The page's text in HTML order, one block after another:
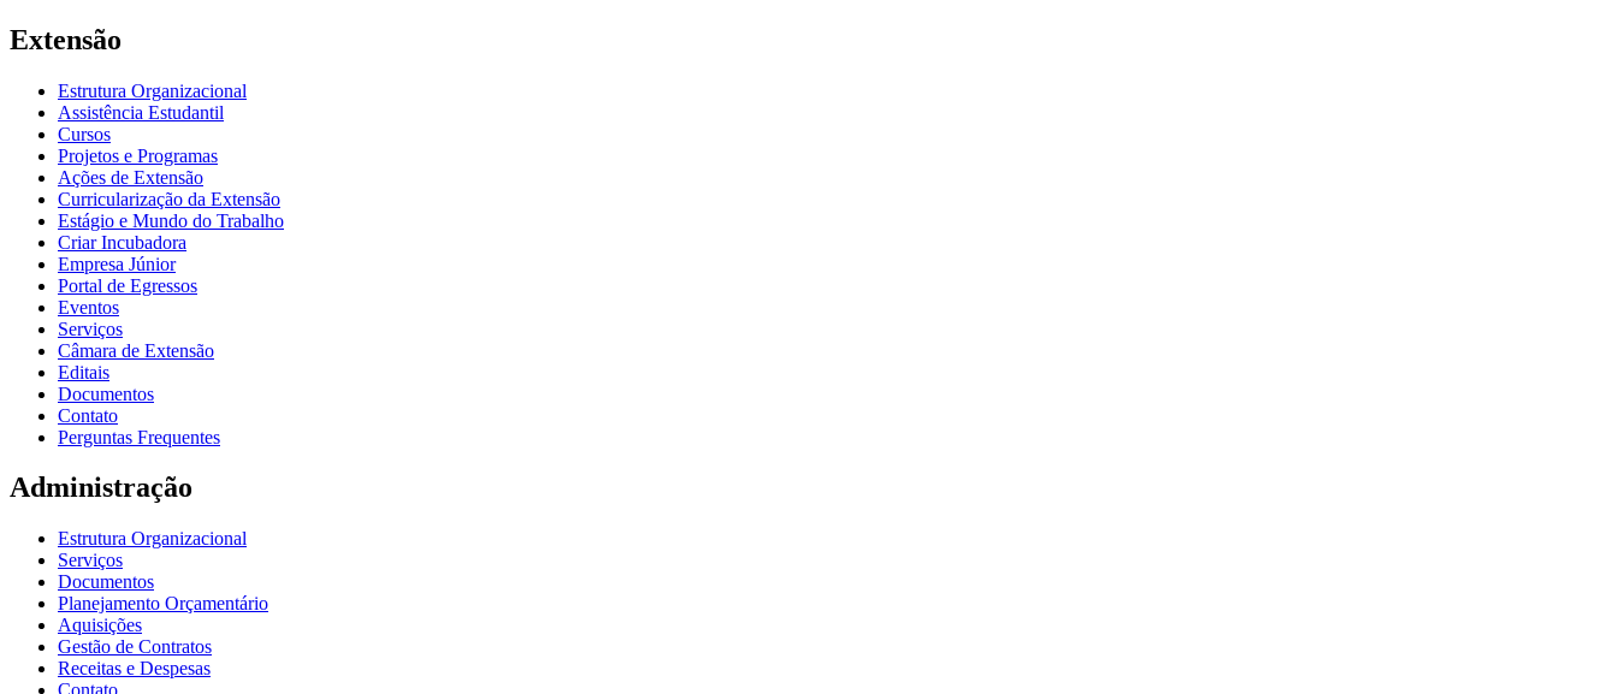
Extensão
Estrutura Organizacional
Assistência Estudantil
Cursos
Projetos e Programas
Ações de Extensão
Curricularização da Extensão
Estágio e Mundo do Trabalho
Criar Incubadora
Empresa Júnior
Portal de Egressos
Eventos
Serviços
Câmara de Extensão
Editais
Documentos
Contato
Perguntas Frequentes
Administração
Estrutura Organizacional
Serviços
Documentos
Planejamento Orçamentário
Aquisições
Gestão de Contratos
Receitas e Despesas